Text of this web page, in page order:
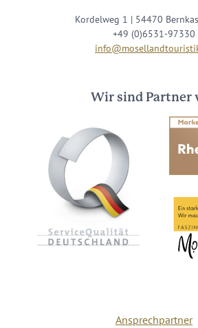
Kordelweg 1 | 54470
+49 (0)6531-97330
Wir sind Partner
Ansprechpartner